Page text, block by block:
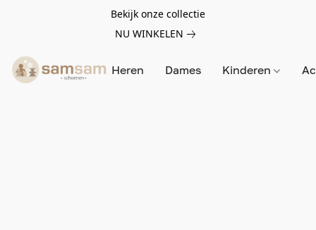
Bekijk onze collectie
NU WINKELEN
Heren Dames Kinderen